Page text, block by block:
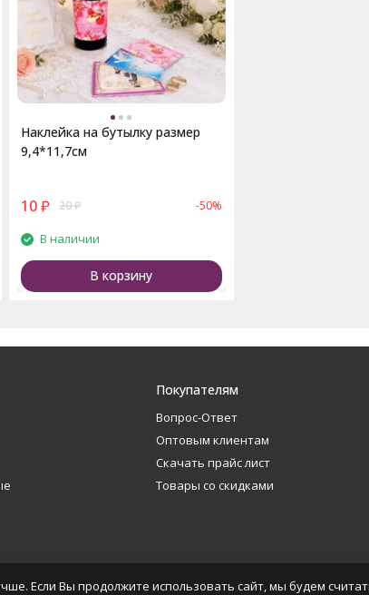
Наклейка на бутылку размер
9,4*11,7см
10₽ 20₽ -50%
В наличии
В корзину
Покупателям
Вопрос-Ответ
Оптовым клиентам
Скачать прайс лист
Товары со скидками
Если Вы продолжите использовать сайт, мы будем